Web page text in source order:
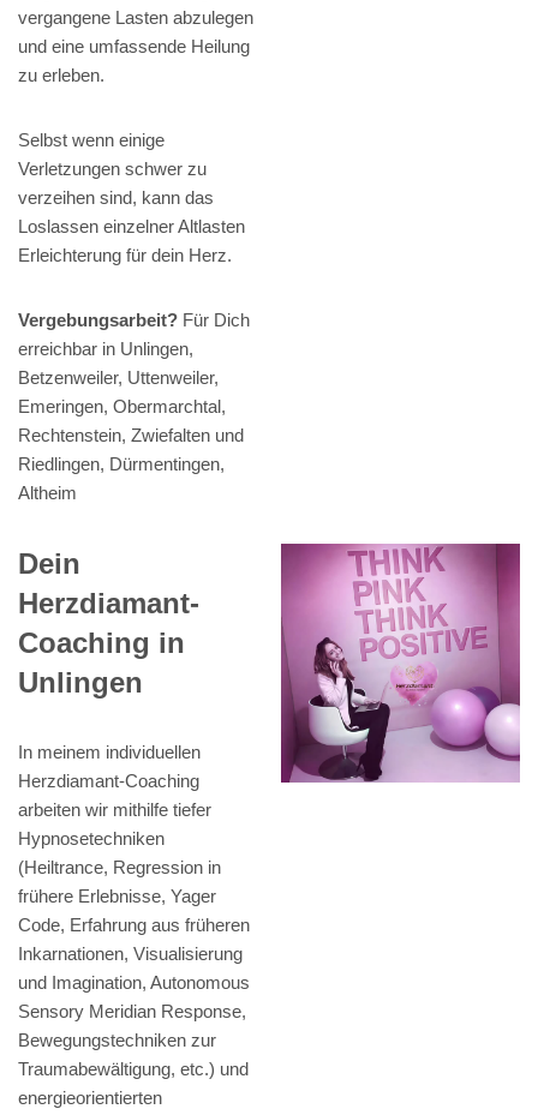
vergangene Lasten abzulegen
und eine umfassende Heilung
zu erleben.
Selbst wenn einige
Verletzungen schwer zu
verzeihen sind, kann das
Loslassen einzelner Altlasten
Erleichterung für dein Herz.
Vergebungsarbeit? Für Dich
erreichbar in Unlingen,
Betzenweiler, Uttenweiler,
Emeringen, Obermarchtal,
Rechtenstein, Zwiefalten und
Riedlingen, Dürmentingen,
Altheim
Dein
Herzdiamant-
Coaching in
Unlingen
In meinem individuellen
Herzdiamant-Coaching
arbeiten wir mithilfe tiefer
Hypnosetechniken
(Heiltrance, Regression in
frühere Erlebnisse, Yager
Code, Erfahrung aus früheren
Inkarnationen, Visualisierung
und Imagination, Autonomous
Sensory Meridian Response,
Bewegungstechniken zur
Traumabewältigung, etc.) und
energieorientierten